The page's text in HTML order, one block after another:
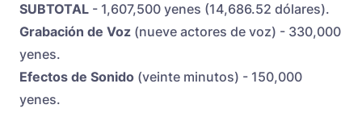
SUBTOTAL - 1,607,500 yenes (14,686.52 dólares).
Grabación de Voz (nueve actores de voz) - 330,000
yenes.
Efectos de Sonido (veinte minutos) - 150,000
yenes.